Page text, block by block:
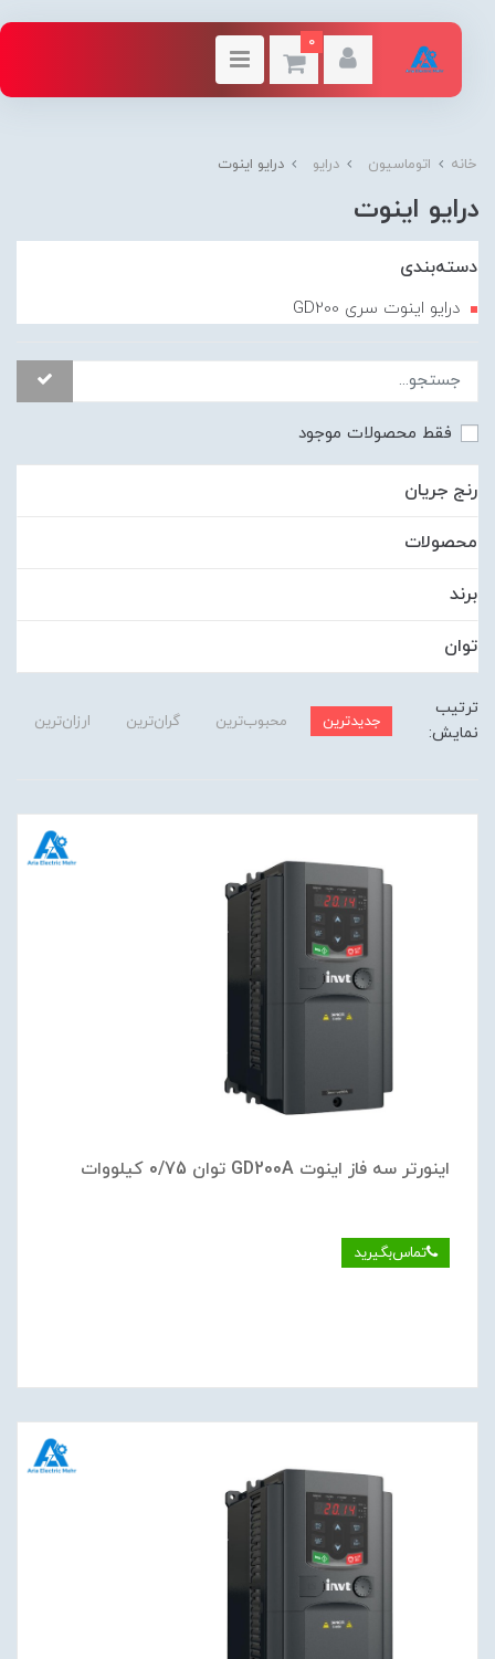
0
خانه اتوماسیون درایو درایو اینوت
درایو اینوت
دسته‌بندی
درایو اینوت سری GD200
فقط محصولات موجود
رنج جریان
محصولات
برند
توان
ترتیب
نمایش:
جدیدترین محبوب‌ترین گران‌ترین ارزان‌ترین
اینورتر سه فاز اینوت GD200A توان 0/75 کیلووات
تماس‌بگیرید